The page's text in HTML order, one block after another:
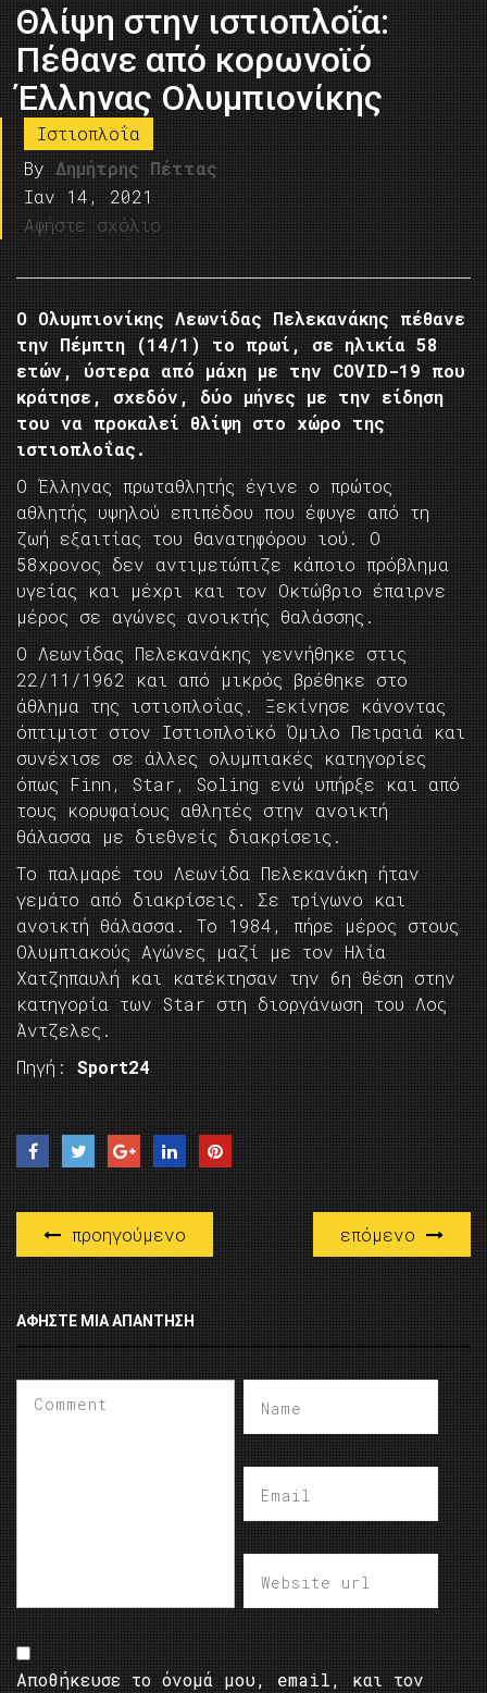
Θλίψη στην ιστιοπλοΐα:
Πέθανε από κορωνοϊό
Έλληνας Ολυμπιονίκης
Ιστιοπλοΐα
By Δημήτρης Πέττας
Ιαν 14, 2021
Αφήστε σχόλιο
Ο Ολυμπιονίκης Λεωνίδας Πελεκανάκης πέθανε
την Πέμπτη (14/1) το πρωί, σε ηλικία 58
ετών, ύστερα από μάχη με την COVID-19 που
κράτησε, σχεδόν, δύο μήνες με την είδηση
του να προκαλεί θλίψη στο χώρο της
ιστιοπλοΐας.
Ο Έλληνας πρωταθλητής έγινε ο πρώτος
αθλητής υψηλού επιπέδου που έφυγε από τη
ζωή εξαιτίας του θανατηφόρου ιού. Ο
58χρονος δεν αντιμετώπιζε κάποιο πρόβλημα
υγείας και μέχρι και τον Οκτώβριο έπαιρνε
μέρος σε αγώνες ανοικτής θαλάσσης.
Ο Λεωνίδας Πελεκανάκης γεννήθηκε στις
22/11/1962 και από μικρός βρέθηκε στο
άθλημα της ιστιοπλοΐας. Ξεκίνησε κάνοντας
όπτιμιστ στον Ιστιοπλοϊκό Όμιλο Πειραιά και
συνέχισε σε άλλες ολυμπιακές κατηγορίες
όπως Finn, Star, Soling ενώ υπήρξε και από
τους κορυφαίους αθλητές στην ανοικτή
θάλασσα με διεθνείς διακρίσεις.
Το παλμαρέ του Λεωνίδα Πελεκανάκη ήταν
γεμάτο από διακρίσεις. Σε τρίγωνο και
ανοικτή θάλασσα. Το 1984, πήρε μέρος στους
Ολυμπιακούς Αγώνες μαζί με τον Ηλία
Χατζηπαυλή και κατέκτησαν την 6η θέση στην
κατηγορία των Star στη διοργάνωση του Λος
Άντζελες.
Πηγή: Sport24
προηγούμενο επόμενο
ΑΦΉΣΤΕ ΜΙΑ ΑΠΆΝΤΗΣΗ
Αποθήκευσε το όνομά μου, email, και τον